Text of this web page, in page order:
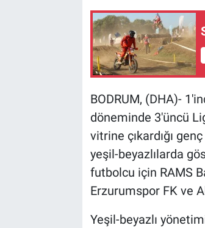
BODRUM, (DHA)-
döneminde 3'üncü
vitrine çıkardığı
yeşil-beyazlılarda
futbolcu için RAMS
Erzurumspor FK ve
Yeşil-beyazlı